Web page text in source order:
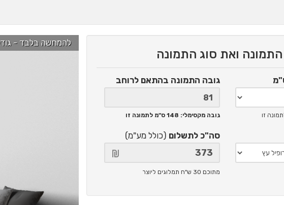
להמחשה בלבד - גודל הקיר בתמונה
ואת סוג התמונה
זו
גובה התמונה בהתאם לרוחב
גובה מקסימלי: 148 ס"מ לתמונה זו
סה"כ לתשלום (כולל מע"מ)
מתוכם 30 ש"ח תמלוגים ליוצר